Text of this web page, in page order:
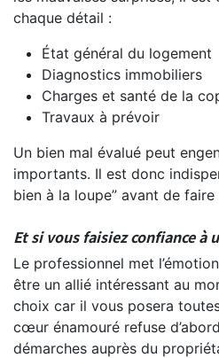
chaque détail :
État général du logement
Diagnostics immobiliers
Charges et santé de la
Travaux à prévoir
Un bien mal évalué peut
importants. Il est donc
bien à la loupe” avant de
Et si vous faisiez confiance à
Le professionnel met
être un allié intéressant au
choix car il vous posera
cœur énamouré refuse
démarches auprès du